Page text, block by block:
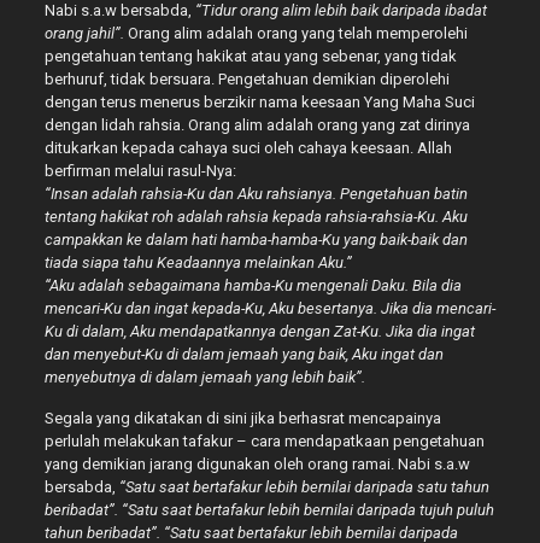
Nabi s.a.w bersabda, “Tidur orang alim lebih baik daripada ibadat
orang jahil”. Orang alim adalah orang yang telah memperolehi
pengetahuan tentang hakikat atau yang sebenar, yang tidak
berhuruf, tidak bersuara. Pengetahuan demikian diperolehi
dengan terus menerus berzikir nama keesaan Yang Maha Suci
dengan lidah rahsia. Orang alim adalah orang yang zat dirinya
ditukarkan kepada cahaya suci oleh cahaya keesaan. Allah
berfirman melalui rasul-Nya:
“Insan adalah rahsia-Ku dan Aku rahsianya. Pengetahuan batin
tentang hakikat roh adalah rahsia kepada rahsia-rahsia-Ku. Aku
campakkan ke dalam hati hamba-hamba-Ku yang baik-baik dan
tiada siapa tahu Keadaannya melainkan Aku.”
“Aku adalah sebagaimana hamba-Ku mengenali Daku. Bila dia
mencari-Ku dan ingat kepada-Ku, Aku besertanya. Jika dia mencari-
Ku di dalam, Aku mendapatkannya dengan Zat-Ku. Jika dia ingat
dan menyebut-Ku di dalam jemaah yang baik, Aku ingat dan
menyebutnya di dalam jemaah yang lebih baik”.
Segala yang dikatakan di sini jika berhasrat mencapainya
perlulah melakukan tafakur – cara mendapatkaan pengetahuan
yang demikian jarang digunakan oleh orang ramai. Nabi s.a.w
bersabda, “Satu saat bertafakur lebih bernilai daripada satu tahun
beribadat”. “Satu saat bertafakur lebih bernilai daripada tujuh puluh
tahun beribadat”. “Satu saat bertafakur lebih bernilai daripada